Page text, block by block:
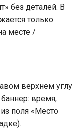
без деталей. В
только
месте /
верхнем углу
время,
поля «Место